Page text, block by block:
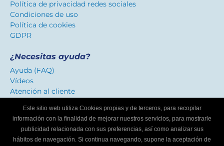
Política de privacidad redes sociales
Condiciones de uso
Política de cookies
GDPR
¿Necesitas ayuda?
Ayuda (FAQ)
Vídeos
Atención al cliente
Certificado de confianza
Distinguimos los talleres que ofrecen un servicio
adaptado a internautas.
Este sitio web utiliza Cookies propias y de terceros, para recopilar
información con la finalidad de mejorar nuestros servicios, para mostrarle
publicidad relacionada con sus preferencias, así como analizar sus
hábitos de navegación. Si continua navegando, supone la aceptación de